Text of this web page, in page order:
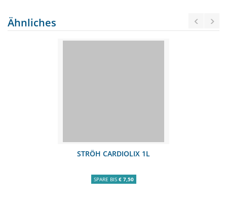
Ähnliches
STRÖH CARDIOLIX 1L
SPARE BIS € 7,50